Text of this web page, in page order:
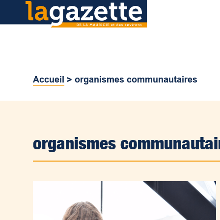
Accueil >organismes communautaires
organismes